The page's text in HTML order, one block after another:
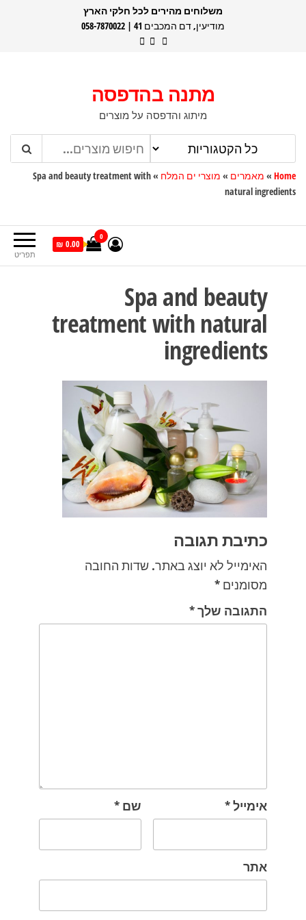
משלוחים מהירים לכל חלקי הארץ
מודיעין, דם המכבים 41 | 058-7870022
מתנה בהדפסה
מיתוג והדפסה על מוצרים
Home
» מאמרים » מוצרי ים המלח »
Spa and beauty treatment with
natural ingredients
תפריט
0
0.00 ₪
Spa and beauty
treatment with natural
ingredients
כתיבת תגובה
האימייל לא יוצג באתר. שדות החובה
מסומנים *
התגובה שלך*
שם * אימייל*
אתר